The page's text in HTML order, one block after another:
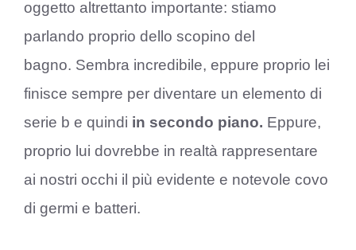
oggetto altrettanto importante: stiamo
parlando proprio dello scopino del
bagno. Sembra incredibile, eppure proprio lei
finisce sempre per diventare un elemento di
serie b e quindi in secondo piano. Eppure,
proprio lui dovrebbe in realtà rappresentare
ai nostri occhi il più evidente e notevole covo
di germi e batteri.